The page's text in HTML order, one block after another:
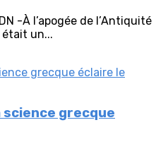
-À l’apogée de l’Antiquité
était un...
science grecque